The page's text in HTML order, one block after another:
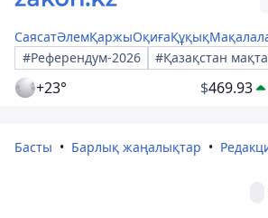
СаясатӘлемҚаржыОқиғаҚұқық
#Референдум-2026
#Қазақстан
+23° $469.93
Басты Барлық жаңалықтар